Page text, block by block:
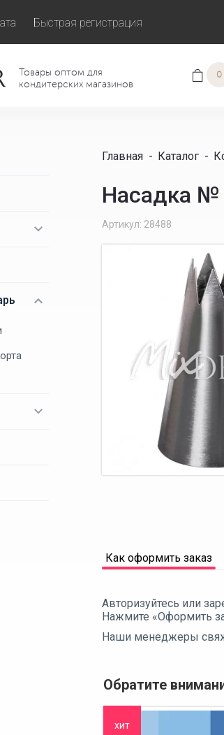
Быстрая регистрация
Товары оптом для
кондитерских магазинов
0
Главная - Каталог -
Насадка №
Артикул: 28488
Как оформить заказ
Авторизуйтесь или
Нажмите «Оформить
Наши менеджеры
Обратите
хит